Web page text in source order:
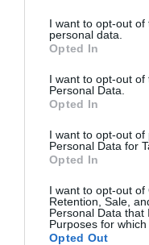
I want to opt-out
personal data.
Opted In
I want to opt-out of
Personal Data.
Opted In
I want to opt-out of
Personal Data for
Opted In
I want to opt-out of
Retention, Sale,
Personal Data that
Purposes for which
Opted Out